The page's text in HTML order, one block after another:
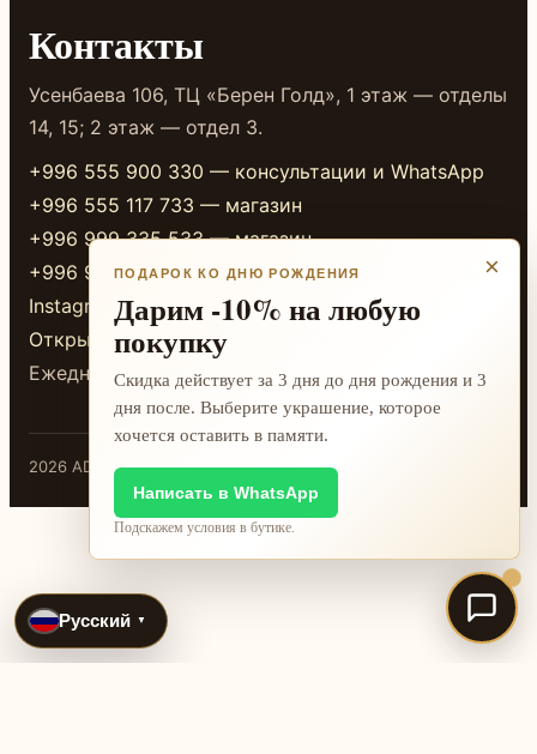
Контакты
Усенбаева 106, ТЦ «Берен Голд», 1 этаж — отделы
14, 15; 2 этаж — отдел 3.
+996 555 900 330 — консультации и WhatsApp
+996 555 117 733 — магазин
+996 999 335 533 — магазин
+996 999 338 333 — магазин
Instagram
Открыть в 2GIS
Ежедневно 10:00-20:00
2026 ADAMANT · Бишкек
Русский ▼
×
ПОДАРОК КО ДНЮ РОЖДЕНИЯ
Дарим -10% на любую
покупку
Скидка действует за 3 дня до дня рождения и 3
дня после. Выберите украшение, которое
хочется оставить в памяти.
Написать в WhatsApp
Подскажем условия в бутике.